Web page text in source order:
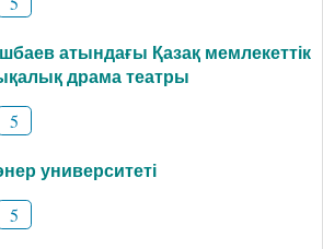
атындағы Қазақ мемлекеттік
драма театры
5
университеті
5